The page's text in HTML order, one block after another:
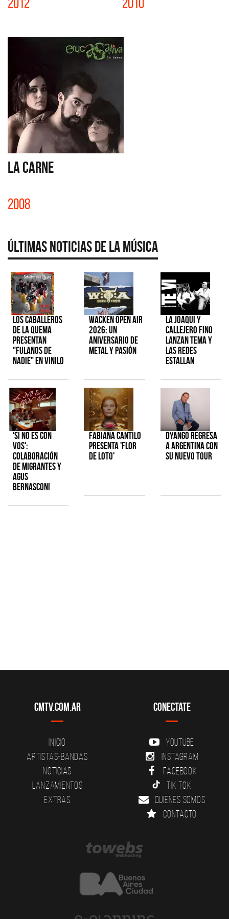
LA CARNE
2008
Últimas Noticias de la Música
Los Caballeros
de la Quema
presentan
"Fulanos de
Nadie" en vinilo
Wacken Open Air
2026: Un
aniversario de
metal y pasión
La Joaqui y
Callejero Fino
lanzan tema y
las redes
estallan
'Si No Es Con
Vos':
colaboración
de Migrantes y
Agus
Bernasconi
Fabiana Cantilo
presenta 'Flor
de Loto'
Dyango regresa
a Argentina con
su nuevo tour
CMTV.com.ar
Inicio
Artistas-Bandas
Noticias
Lanzamientos
Extras
Conectate
YouTube
Instagram
Facebook
Tik Tok
Quienes somos
Contacto